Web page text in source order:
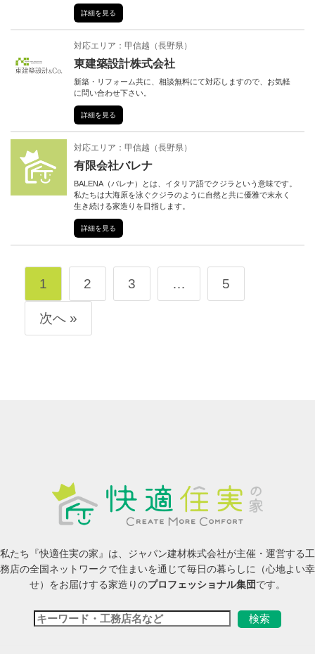
詳細を見る
対応エリア： 甲信越 （長野県）
東建築設計株式会社
新築・リフォーム共に、相談無料にて対応しますので、お気軽
に問い合わせ下さい。
詳細を見る
対応エリア： 甲信越 （長野県）
有限会社バレナ
BALENA（バレナ）とは、イタリア語でクジラという意味です。
私たちは大海原を泳ぐクジラのように自然と共に優雅で末永く
生き続ける家造りを目指します。
詳細を見る
1 2 3 … 5
次へ »
私たち『快適住実の家』は、ジャパン建材株式会社が主催・運営する工
務店の全国ネットワークで住まいを通じて毎日の暮らしに（心地よい幸
せ）をお届けする家造りのプロフェッショナル集団です。